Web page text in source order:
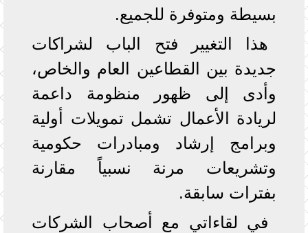
بسيطة ومتوفرة للجميع.
هذا التغيير فتح الباب لشراكات
جديدة بين القطاعين العام والخاص،
وأدى إلى ظهور منظومة داعمة
لريادة الأعمال تشمل تمويلات أولية
وبرامج إرشاد ومبادرات حكومية
وتشريعات مرنة نسبياً مقارنة
بفترات سابقة.
في لقاءاتي مع أصحاب الشركات